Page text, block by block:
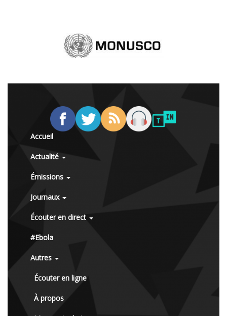
Accueil
Actualité
Émissions
Journaux
Écouter en direct
#Ebola
Autres
Écouter en ligne
À propos